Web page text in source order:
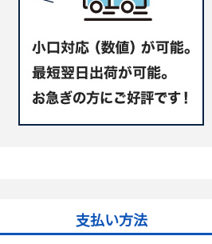
支払い方法